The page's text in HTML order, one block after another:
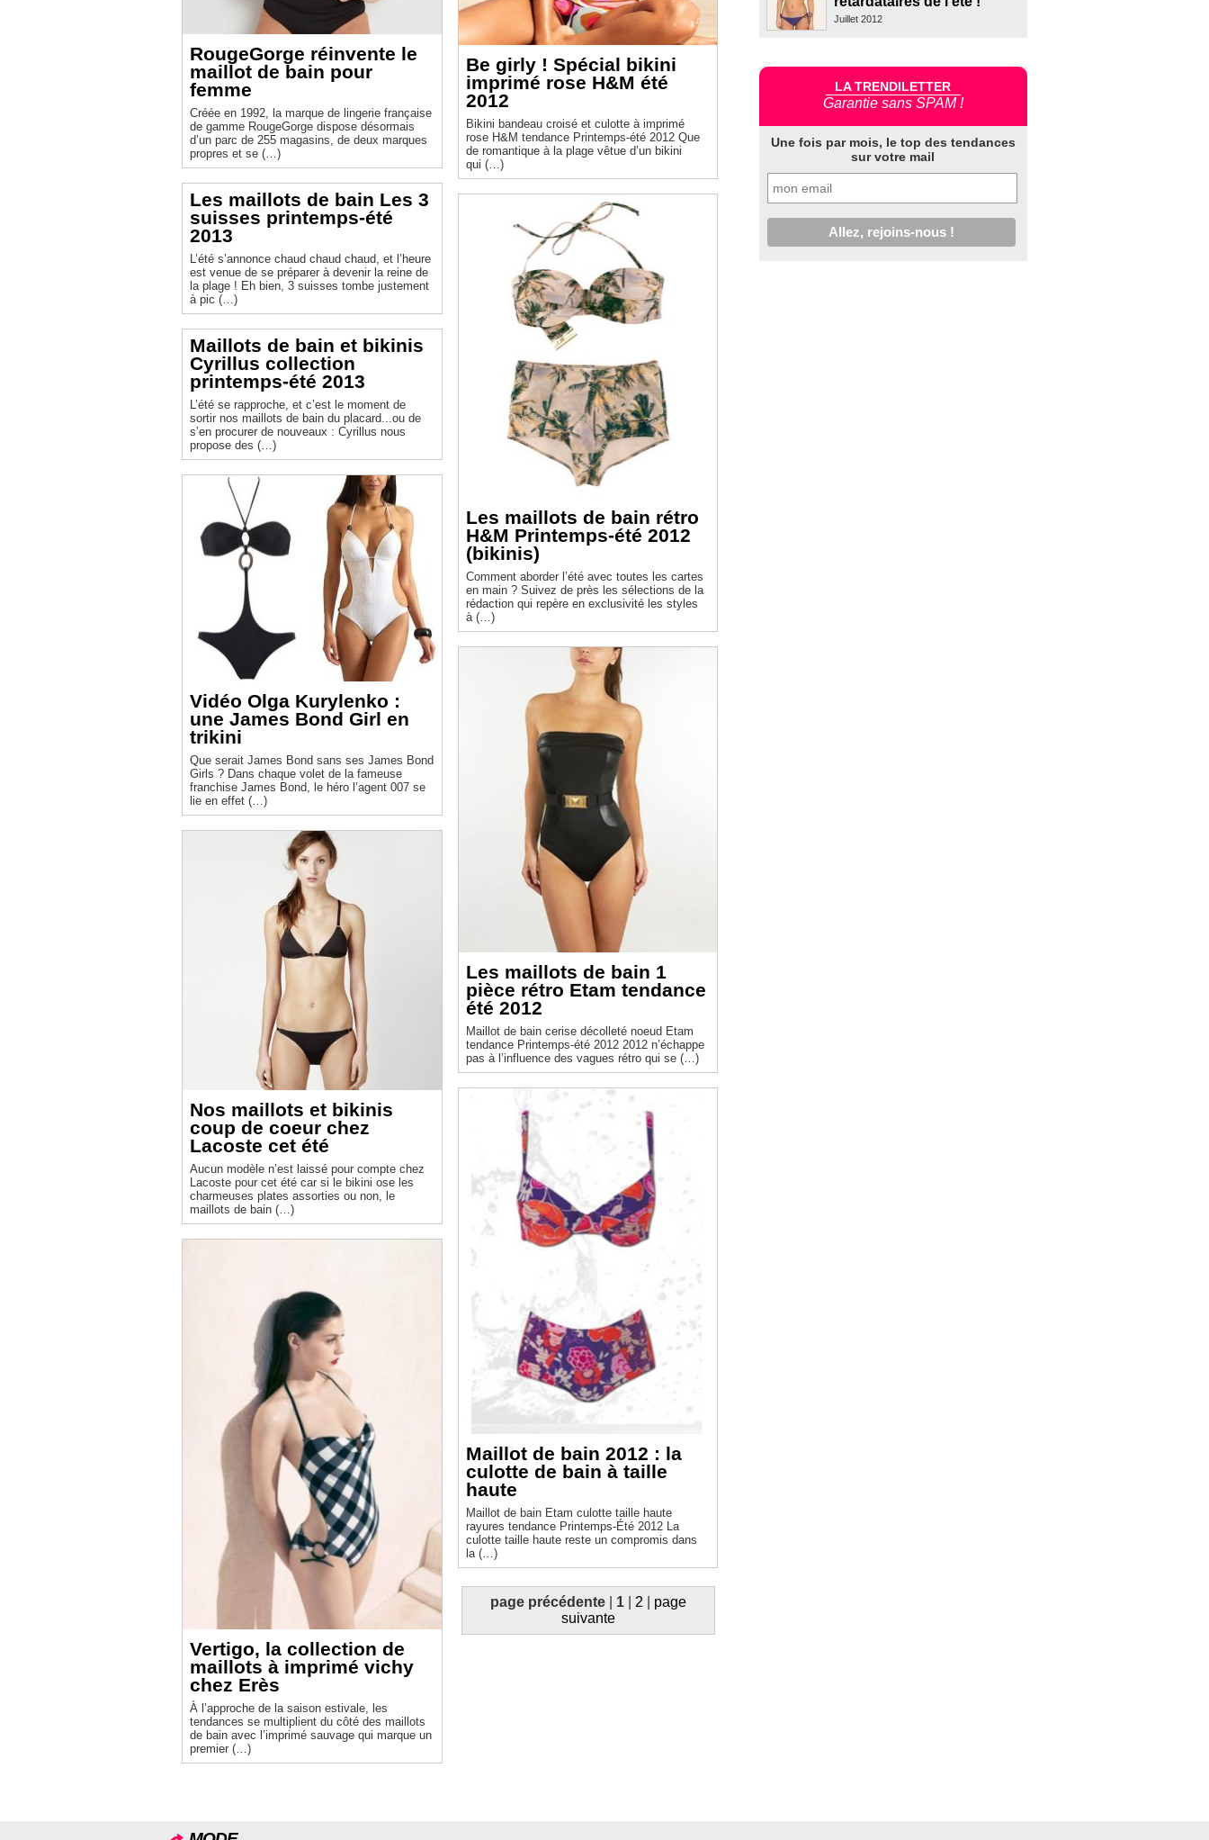
RougeGorge réinvente le
maillot de bain pour
femme
Créée en 1992, la marque de lingerie française
de gamme RougeGorge dispose désormais
d’un parc de 255 magasins, de deux marques
propres et se (…)
Les maillots de bain Les 3
suisses printemps-été
2013
L’été s’annonce chaud chaud chaud, et l’heure
est venue de se préparer à devenir la reine de
la plage ! Eh bien, 3 suisses tombe justement
à pic (…)
Maillots de bain et bikinis
Cyrillus collection
printemps-été 2013
L’été se rapproche, et c’est le moment de
sortir nos maillots de bain du placard...ou de
s’en procurer de nouveaux : Cyrillus nous
propose des (…)
Vidéo Olga Kurylenko :
une James Bond Girl en
trikini
Que serait James Bond sans ses James Bond
Girls ? Dans chaque volet de la fameuse
franchise James Bond, le héro l’agent 007 se
lie en effet (…)
Nos maillots et bikinis
coup de coeur chez
Lacoste cet été
Aucun modèle n’est laissé pour compte chez
Lacoste pour cet été car si le bikini ose les
charmeuses plates assorties ou non, le
maillots de bain (…)
Vertigo, la collection de
maillots à imprimé vichy
chez Erès
À l’approche de la saison estivale, les
tendances se multiplient du côté des maillots
de bain avec l’imprimé sauvage qui marque un
premier (…)
Be girly ! Spécial bikini
imprimé rose H&M été
2012
Bikini bandeau croisé et culotte à imprimé
rose H&M tendance Printemps-été 2012 Que
de romantique à la plage vêtue d’un bikini
qui (…)
Les maillots de bain rétro
H&M Printemps-été 2012
(bikinis)
Comment aborder l’été avec toutes les cartes
en main ? Suivez de près les sélections de la
rédaction qui repère en exclusivité les styles
à (…)
Les maillots de bain 1
pièce rétro Etam tendance
été 2012
Maillot de bain cerise décolleté noeud Etam
tendance Printemps-été 2012 2012 n’échappe
pas à l’influence des vagues rétro qui se (…)
Maillot de bain 2012 : la
culotte de bain à taille
haute
Maillot de bain Etam culotte taille haute
rayures tendance Printemps-Été 2012 La
culotte taille haute reste un compromis dans
la (…)
page précédente| 1| 2
page
suivante
Juillet 2012
LA TRENDILETTER
Garantie sans SPAM !
Une fois par mois, le top des tendances
sur votre mail